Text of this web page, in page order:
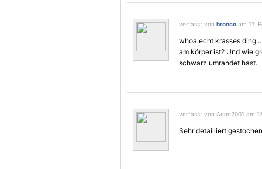
verfasst von bronco am 17.
whoa echt krasses
am körper ist? Und wie
schwarz umrandet hast.
verfasst von Aeon2001 am
Sehr detailliert